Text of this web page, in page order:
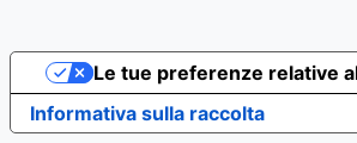
Informativa sulla raccolta
Le tue preferenze relative